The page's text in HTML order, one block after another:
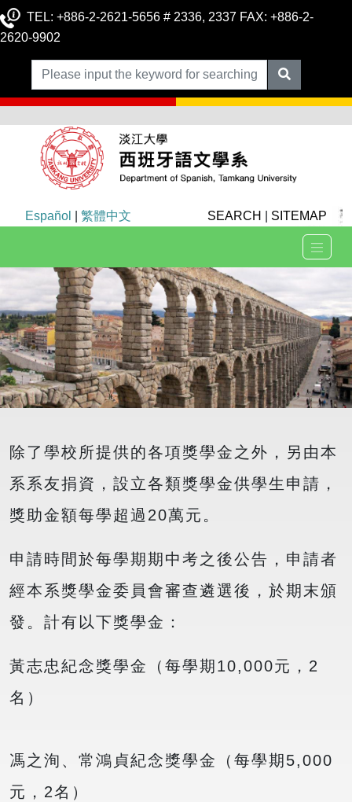
TEL: +886-2-2621-5656 # 2336, 2337 FAX: +886-2-
2620-9902
Español 繁體中文 SEARCH SITEMAP
除了學校所提供的各項獎學金之外，另由本
系系友捐資，設立各類獎學金供學生申請，
獎助金額每學超過20萬元。
申請時間於每學期期中考之後公告，申請者
經本系獎學金委員會審查遴選後，於期末頒
發。計有以下獎學金：
黃志忠紀念獎學金（每學期10,000元，2
名）
馮之洵、常鴻貞紀念獎學金（每學期5,000
元，2名）